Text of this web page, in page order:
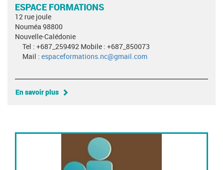
ESPACE FORMATIONS
12 rue joule
Nouméa 98800
Nouvelle-Calédonie
Tel : +687_259492 Mobile : +687_850073
Mail : espaceformations.nc@gmail.com
En savoir plus